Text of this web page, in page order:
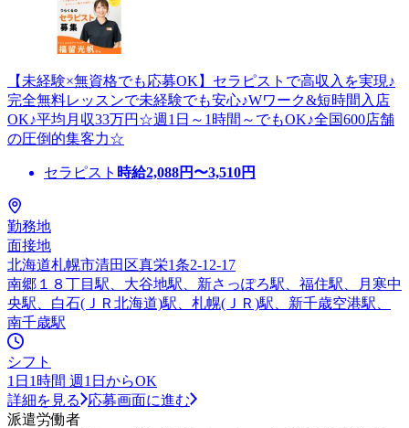
【未経験×無資格でも応募OK】セラピストで高収入を実現♪
完全無料レッスンで未経験でも安心♪Wワーク&短時間入店
OK♪平均月収33万円☆週1日～1時間～でもOK♪全国600店舗
の圧倒的集客力☆
セラピスト 時給2,088円〜3,510円
勤務地
面接地
北海道札幌市清田区真栄1条2-12-17
南郷１８丁目駅、大谷地駅、新さっぽろ駅、福住駅、月寒中
央駅、白石(ＪＲ北海道)駅、札幌(ＪＲ)駅、新千歳空港駅、
南千歳駅
シフト
1日1時間 週1日からOK
詳細を見る
応募画面に進む
派遣労働者